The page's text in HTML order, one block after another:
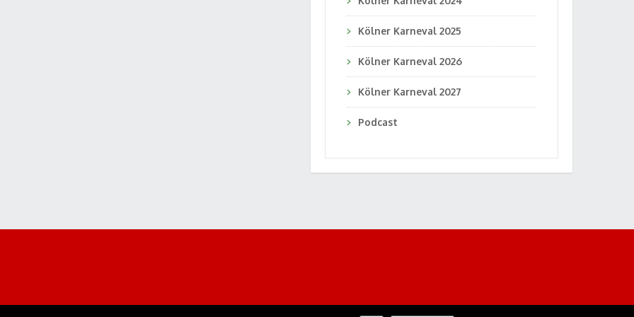
Kölner Karneval 2025
Kölner Karneval 2026
Kölner Karneval 2027
Podcast